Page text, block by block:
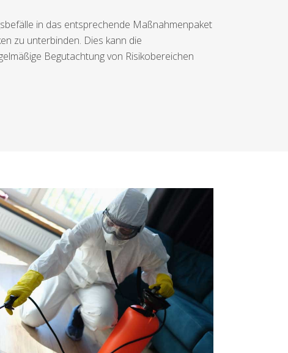
in das entsprechende Maßnahmenpaket
zu unterbinden. Dies kann die
Begutachtung von Risikobereichen